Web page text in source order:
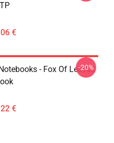
€
- Fox Of Leaves
€
-20%